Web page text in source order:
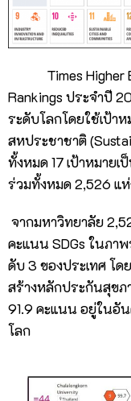
Times Higher
Rankings ประจำปี
ระดับโลกโดยใช้เป้า
สหประชาชาติ
ทั้งหมด 17 เป้าหมาย
ร่วมทั้งหมด 2,526 แห่
จากมหาวิทยาลัย
คะแนน SDGs ในภา
ดับ 3 ของประเทศ โด
สร้างหลักประกันสุขภ
91.9 คะแนน อยู่ในอั
โลก